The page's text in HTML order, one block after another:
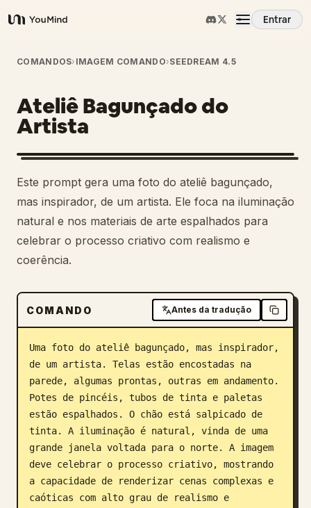
YouMind
Entrar
Visão Geral
Casos de Uso
Habilidades
Prompts
Preços
Blog
Atualizações
COMANDOS› IMAGEM COMANDO›SEEDREAM 4.5
Ateliê Bagunçado do
Artista
Este prompt gera uma foto do ateliê bagunçado,
mas inspirador, de um artista. Ele foca na iluminação
natural e nos materiais de arte espalhados para
celebrar o processo criativo com realismo e
coerência.
COMANDO Antes da tradução
Uma foto do ateliê bagunçado, mas inspirador,
de um artista. Telas estão encostadas na
parede, algumas prontas, outras em andamento.
Potes de pincéis, tubos de tinta e paletas
estão espalhados. O chão está salpicado de
tinta. A iluminação é natural, vinda de uma
grande janela voltada para o norte. A imagem
deve celebrar o processo criativo, mostrando
a capacidade de renderizar cenas complexas e
caóticas com alto grau de realismo e